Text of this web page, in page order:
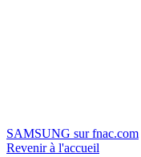
SAMSUNG sur fnac.com
Revenir à l'accueil